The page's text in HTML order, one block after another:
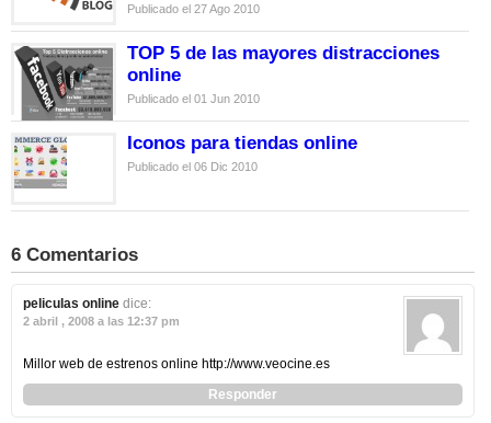
Publicado el 27 Ago 2010
TOP 5 de las mayores distracciones
online
Publicado el 01 Jun 2010
Iconos para tiendas online
Publicado el 06 Dic 2010
6 Comentarios
peliculas online dice:
2 abril , 2008 a las 12:37 pm
Millor web de estrenos online http://www.veocine.es
Responder